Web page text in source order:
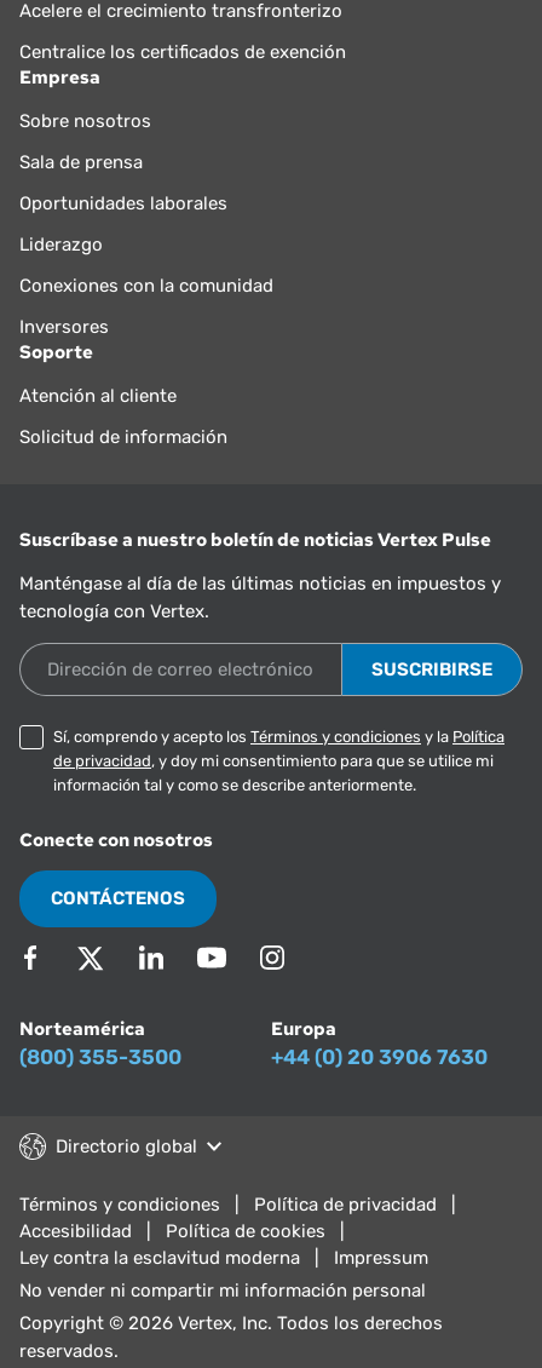
Acelere el crecimiento transfronterizo
Centralice los certificados de exención
Empresa
Sobre nosotros
Sala de prensa
Oportunidades laborales
Liderazgo
Conexiones con la comunidad
Inversores
Soporte
Atención al cliente
Solicitud de información
Suscríbase a nuestro boletín de noticias Vertex Pulse
Manténgase al día de las últimas noticias en impuestos y
tecnología con Vertex.
Dirección de correo electrónico
Sí, comprendo y acepto los Términos y condiciones y la Política
de privacidad, y doy mi consentimiento para que se utilice mi
información tal y como se describe anteriormente.
Conecte con nosotros
CONTÁCTENOS
Norteamérica
(800) 355-3500
Europa
+44 (0) 20 3906 7630
Directorio global
Términos y condiciones
Política de privacidad
Accesibilidad
Política de cookies
Ley contra la esclavitud moderna
Impressum
No vender ni compartir mi información personal
Copyright © 2026 Vertex, Inc. Todos los derechos
reservados.